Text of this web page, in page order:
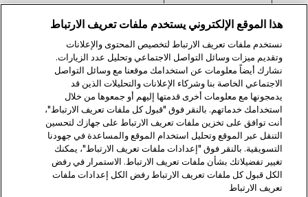
PD1U04292521
PD1U11132421
PD1U11142421
PD1U11152411
PD1U11152421
PD1U11162421
PD1U11182421
Omnipod 5
PH1U01022521
هذا الموقع الإلكتروني يستخدم ملفات تعريف الارتباط
نستخدم ملفات تعريف الارتباط لتخصيص المحتوى والإعلانات
وتقديم ميزات وسائل التواصل الاجتماعي وتحليل عدد الزيارات.
نشارك أيضاً معلومات عن استخدامك موقعنا مع وسائل التواصل
الاجتماعي الخاصة بنا وشركاء الإعلانات والتحليلات الذين قد
يدمجونها مع معلومات أخرى قدمتها إليهم أو جمعوها من خلال
استخدامك خدماتهم. بالنقر فوق "قبول كل ملفات تعريف الارتباط"،
أنت توافق على تخزين ملفات تعريف الارتباط على جهازك لتحسين
التنقل عبر الموقع وتحليل استخدام الموقع والمساعدة في جهودنا
التسويقية. بالنقر فوق "إعدادات ملفات تعريف الارتباط"، يمكنك
تغيير تفضيلاتك بشأن ملفات تعريف الارتباط. الاستمرار في رفض
الكل قبول كل ملفات تعريف الارتباط رفض الكل إعدادات ملفات
تعريف الارتباط